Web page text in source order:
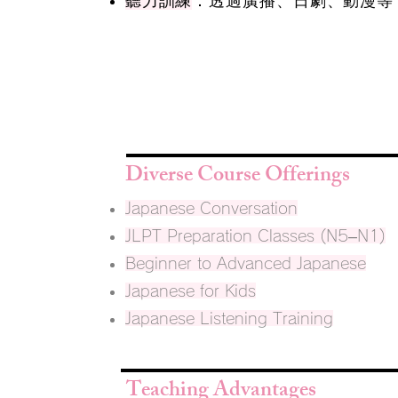
Diverse Course Offerings
Japanese Conversation
JLPT Preparation Classes (N5–N1)
Beginner to Advanced Japanese
Japanese for Kids
Japanese Listening Training